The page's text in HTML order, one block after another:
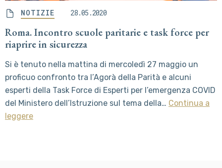
NOTIZIE 28.05.2020
Roma. Incontro scuole paritarie e task force per
riaprire in sicurezza
Si è tenuto nella mattina di mercoledì 27 maggio un
proficuo confronto tra l’Agorà della Parità e alcuni
esperti della Task Force di Esperti per l’emergenza COVID
del Ministero dell’Istruzione sul tema della… Continua a
leggere